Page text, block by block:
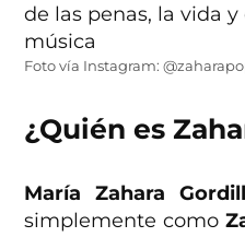
Foto vía Instagram:
¿Quién es
María Zahara
simplemente como